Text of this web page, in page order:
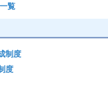
覧
制度
度